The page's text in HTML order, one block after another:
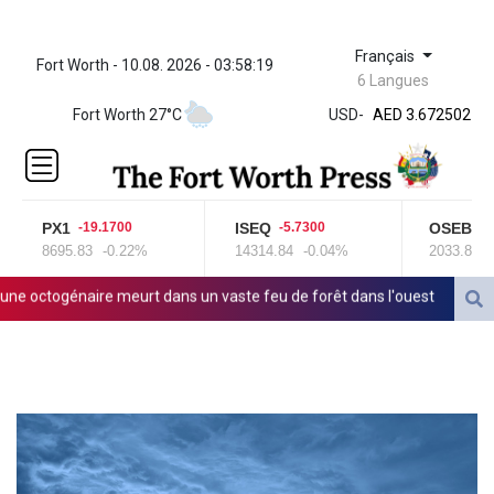
Fort Worth - 10.08. 2026 - 03:58:20 Français
6 Langues
Fort Worth 27°C
USD-
ZWL 321.999592
AED 3.672502
AED 3.672502
AFN
ALL 80.653395
AMD
917.000035
PX1 -19.1700
8695.83 -0.22%
ISEQ -5.7300
14314.84 -0.04%
OSEBX
2033.86
meurt dans un vaste feu de forêt dans l'ouest Chaleur